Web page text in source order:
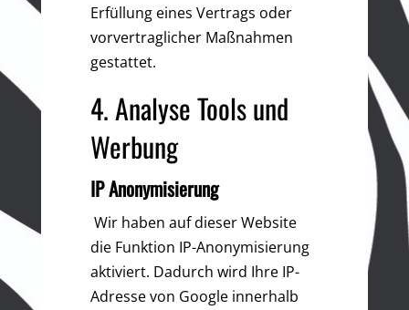
Erfüllung eines Vertrags oder
vorvertraglicher Maßnahmen
gestattet.
4. Analyse Tools und
Werbung
IP Anonymisierung
Wir haben auf dieser Website
die Funktion IP-Anonymisierung
aktiviert. Dadurch wird Ihre IP-
Adresse von Google innerhalb